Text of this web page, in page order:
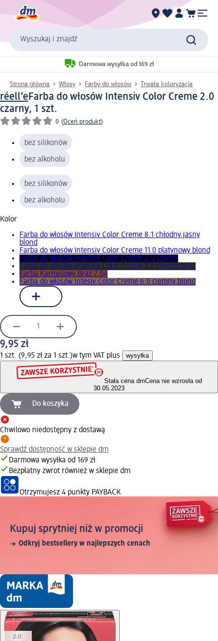
Wyszukaj i znajdź
Darmowa wysyłka od 169 zł
Strona główna Włosy Farby do włosów Trwała koloryzacja
réell‘eFarba do włosów Intensiv Color Creme 2.0
czarny, 1 szt.
0 (Oceń produkt)
bez silikonów
bez alkoholu
bez silikonów
bez alkoholu
Kolor
Farba do włosów Intensiv Color Creme 8.1 chłodny jasny
blond
Farba do włosów Intensiv Color Creme 11.0 platynowy blond
Farba do włosów Intensiv Color Creme 2.0 czarny
Farba do włosów Intensiv Color Creme 3.0 ciemny brąz
Farba Karmelowy Brąz 7.04
Farba do włosów Intesiv Color Creme 6.0 ciemny blond
9,95 zł
1 szt. (9,95 zł za 1 szt.)w tym VAT plus wysyłka
Stała cena dmCena nie wzrosła od
30.05.2023
Do koszyka
Chwilowo niedostępny z dostawą
Sprawdź dostępność w sklepie dm
Darmowa wysyłka od 169 zł
Bezpłatny zwrot również w sklepie dm
Otrzymujesz 4 punkty PAYBACK
Kupuj sprytniej niż w promocji
Odkryj bestsellery w najlepszych cenach